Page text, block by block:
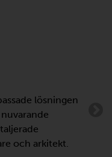
lösningen
och arkitekt.